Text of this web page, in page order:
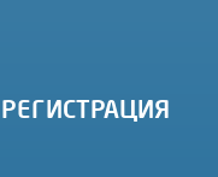
РЕГИСТРАЦИЯ